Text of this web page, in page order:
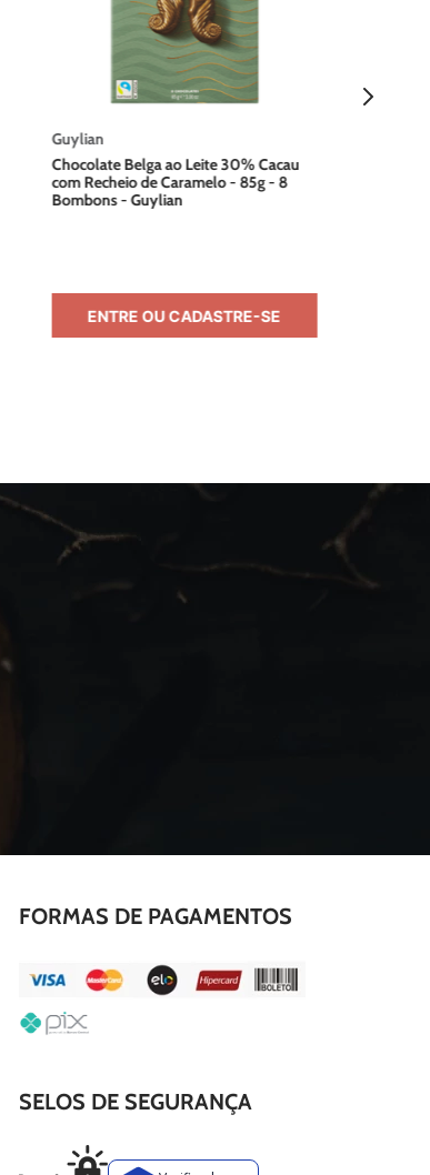
Guylian
Chocolate Belga ao Leite 30% Cacau
com Recheio de Caramelo - 85g - 8
Bombons - Guylian
ENTRE OU CADASTRE-SE
FORMAS DE PAGAMENTOS
SELOS DE SEGURANÇA